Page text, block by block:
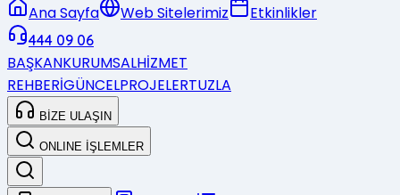
Ana Sayfa Web Sitelerimiz Etkinlikler
444 09 06
BAŞKANKURUMSALHİZMET
REHBERİGÜNCELPROJELERTUZLA
BİZE ULAŞIN
ONLINE İŞLEMLER